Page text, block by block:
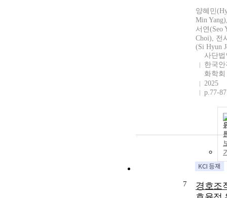
양혜민
Min
서연(Seo
Choi), 전
(Si Hyun
사단법
한국
화학회
2025
p.77-87
7
경호조